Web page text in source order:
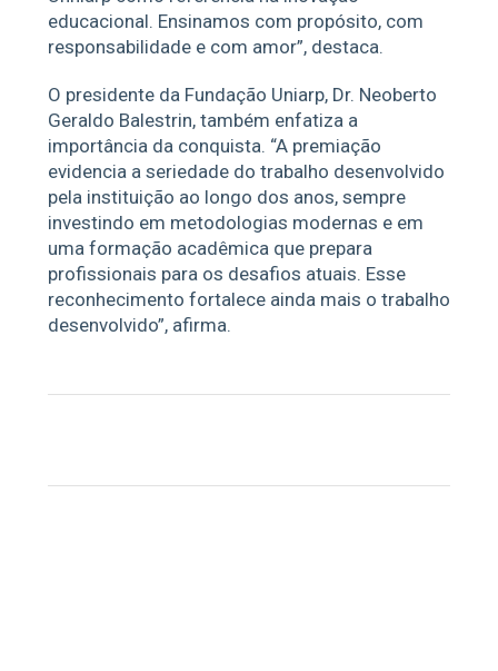
educacional. Ensinamos com propósito, com
responsabilidade e com amor”, destaca.
O presidente da Fundação Uniarp, Dr. Neoberto
Geraldo Balestrin, também enfatiza a
importância da conquista. “A premiação
evidencia a seriedade do trabalho desenvolvido
pela instituição ao longo dos anos, sempre
investindo em metodologias modernas e em
uma formação acadêmica que prepara
profissionais para os desafios atuais. Esse
reconhecimento fortalece ainda mais o trabalho
desenvolvido”, afirma.